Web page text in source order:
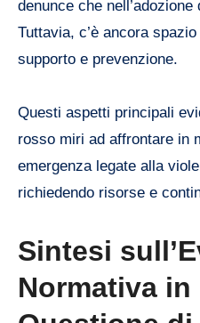
denunce che
Tuttavia, c’è ancora
supporto e prevenzione.
Questi aspetti principali
rosso miri ad affrontare in
emergenza legate alla
richiedendo risorse e
Sintesi
Normativa in